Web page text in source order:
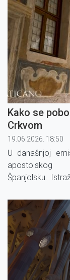
Kako se
Crkvom
19.06.2026. 18:50
U današnjoj
Španjolsku.
s Angelicuma.